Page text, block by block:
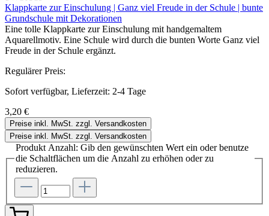
Klappkarte zur Einschulung | Ganz viel Freude in der Schule | bunte
Grundschule mit Dekorationen
Eine tolle Klappkarte zur Einschulung mit handgemaltem
Aquarellmotiv. Eine Schule wird durch die bunten Worte Ganz viel
Freude in der Schule ergänzt.
Regulärer Preis:
Sofort verfügbar, Lieferzeit: 2-4 Tage
3,20 €
Preise inkl. MwSt. zzgl. Versandkosten
Preise inkl. MwSt. zzgl. Versandkosten
Produkt Anzahl: Gib den gewünschten Wert ein oder benutze
die Schaltflächen um die Anzahl zu erhöhen oder zu
reduzieren.